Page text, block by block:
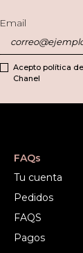
Email
Acepto política
Chanel
FAQs
Tu cuenta
Pedidos
FAQS
Pagos